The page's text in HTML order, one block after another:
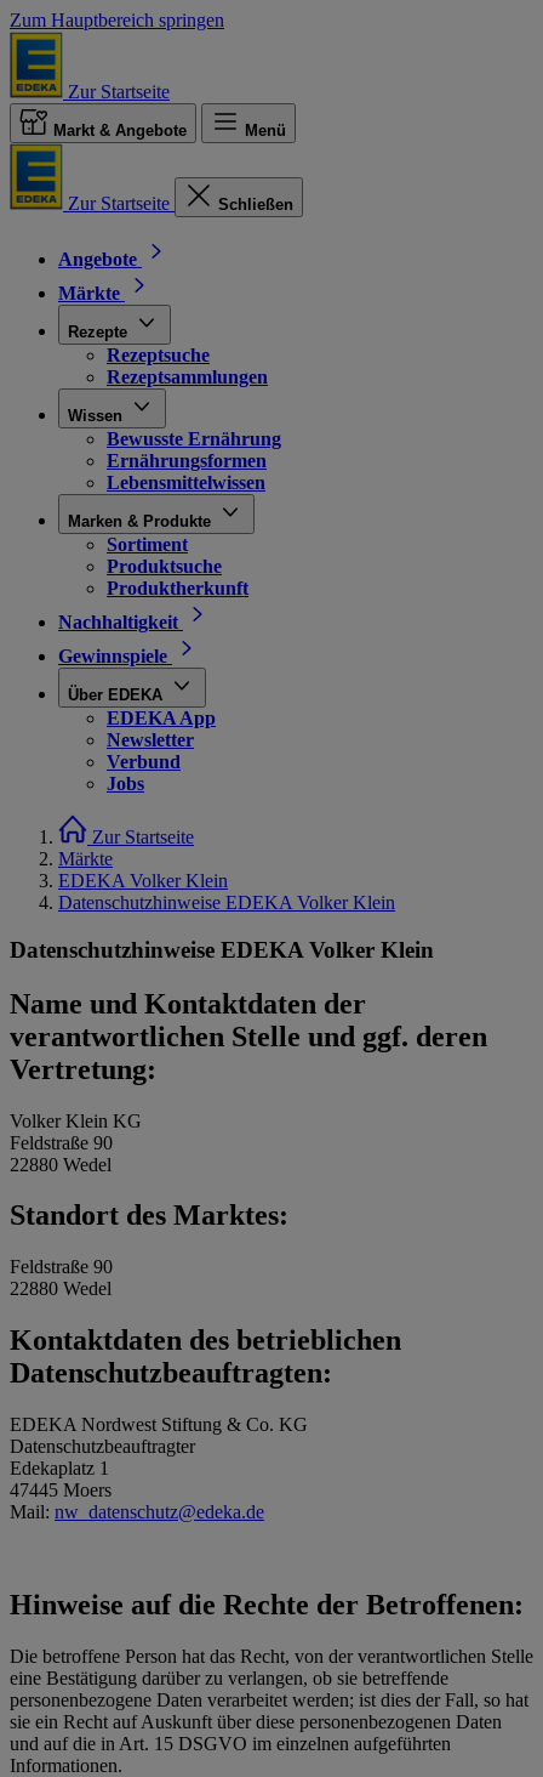
Zum Hauptbereich springen
Zur Startseite
Markt & Angebote Menü
Zur Startseite Schließen
Angebote
Märkte
Rezepte
Rezeptsuche
Rezeptsammlungen
Wissen
Bewusste Ernährung
Ernährungsformen
Lebensmittelwissen
Marken & Produkte
Sortiment
Produktsuche
Produktherkunft
Nachhaltigkeit
Gewinnspiele
Über EDEKA
EDEKA App
Newsletter
Verbund
Jobs
Zur Startseite
Märkte
EDEKA Volker Klein
Datenschutzhinweise EDEKA Volker Klein
Datenschutzhinweise EDEKA Volker Klein
Name und Kontaktdaten der
verantwortlichen Stelle und ggf. deren
Vertretung:
Volker Klein KG
Feldstraße 90
22880 Wedel
Standort des Marktes:
Feldstraße 90
22880 Wedel
Kontaktdaten des betrieblichen
Datenschutzbeauftragten:
EDEKA Nordwest Stiftung & Co. KG
Datenschutzbeauftragter
Edekaplatz 1
47445 Moers
Mail: nw_datenschutz@edeka.de
Hinweise auf die Rechte der Betroffenen:
Die betroffene Person hat das Recht, von der verantwortlichen Stelle
eine Bestätigung darüber zu verlangen, ob sie betreffende
personenbezogene Daten verarbeitet werden; ist dies der Fall, so hat
sie ein Recht auf Auskunft über diese personenbezogenen Daten
und auf die in Art. 15 DSGVO im einzelnen aufgeführten
Informationen.